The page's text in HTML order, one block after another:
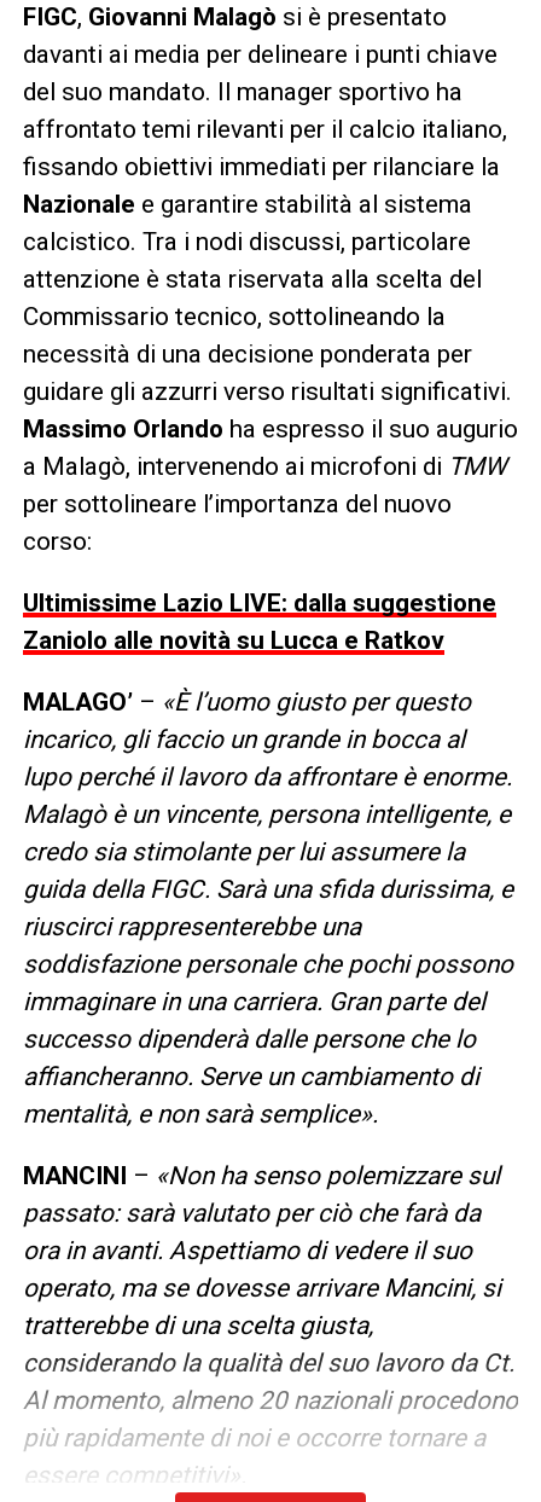
FIGC, Giovanni Malagò si è presentato
davanti ai media per delineare i punti chiave
del suo mandato. Il manager sportivo ha
affrontato temi rilevanti per il calcio italiano,
fissando obiettivi immediati per rilanciare la
Nazionale e garantire stabilità al sistema
calcistico. Tra i nodi discussi, particolare
attenzione è stata riservata alla scelta del
Commissario tecnico, sottolineando la
necessità di una decisione ponderata per
guidare gli azzurri verso risultati significativi.
Massimo Orlando ha espresso il suo augurio
a Malagò, intervenendo ai microfoni di TMW
per sottolineare l’importanza del nuovo
corso:
Ultimissime Lazio LIVE: dalla suggestione
Zaniolo alle novità su Lucca e Ratkov
MALAGO’ – «È l’uomo giusto per questo
incarico, gli faccio un grande in bocca al
lupo perché il lavoro da affrontare è enorme.
Malagò è un vincente, persona intelligente, e
credo sia stimolante per lui assumere la
guida della FIGC. Sarà una sfida durissima, e
riuscirci rappresenterebbe una
soddisfazione personale che pochi possono
immaginare in una carriera. Gran parte del
successo dipenderà dalle persone che lo
affiancheranno. Serve un cambiamento di
mentalità, e non sarà semplice».
MANCINI – «Non ha senso polemizzare sul
passato: sarà valutato per ciò che farà da
ora in avanti. Aspettiamo di vedere il suo
operato, ma se dovesse arrivare Mancini, si
tratterebbe di una scelta giusta,
considerando la qualità del suo lavoro da Ct.
Al momento, almeno 20 nazionali procedono
più rapidamente di noi e occorre tornare a
essere competitivi».